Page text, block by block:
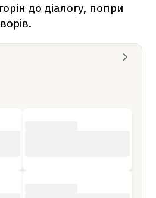
до діалогу, попри